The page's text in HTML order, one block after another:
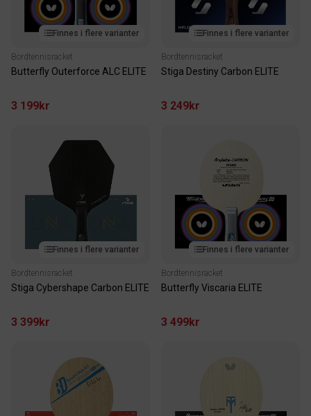
Finnes i flere varianter
Bordtennisracket
Butterfly Outerforce ALC ELITE
3 199kr
Finnes i flere varianter
Bordtennisracket
Stiga Destiny Carbon ELITE
3 249kr
Finnes i flere varianter
Bordtennisracket
Stiga Cybershape Carbon ELITE
3 399kr
Finnes i flere varianter
Bordtennisracket
Butterfly Viscaria ELITE
3 499kr